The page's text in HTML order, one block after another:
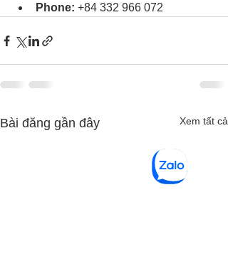
Phone: +84 332 966 072
Bài đăng gần đây Xem tất cả